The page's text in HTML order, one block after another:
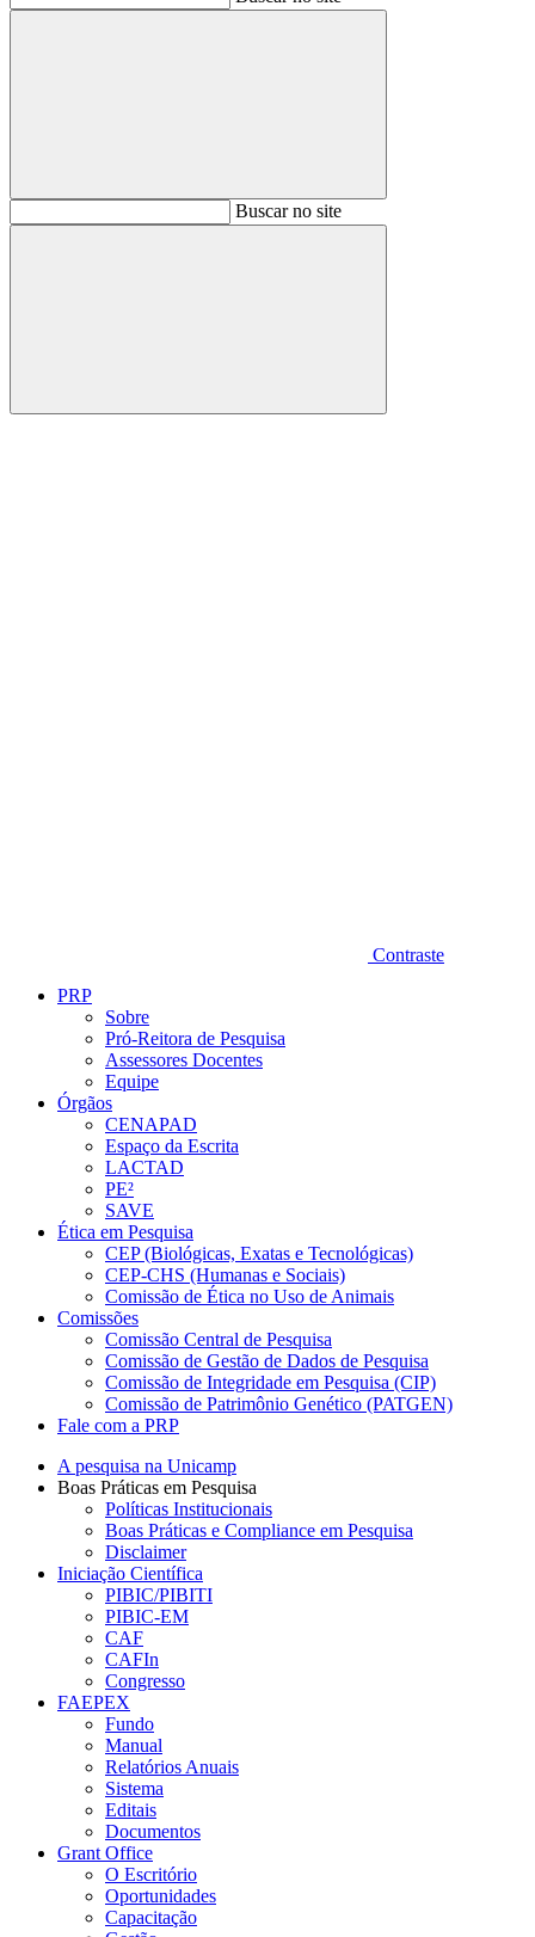
BuscarBuscar no site
Buscar
Contraste
PRP
Sobre
Pró-Reitora de Pesquisa
Assessores Docentes
Equipe
Órgãos
CENAPAD
Espaço da Escrita
LACTAD
PE²
SAVE
Ética em Pesquisa
CEP (Biológicas, Exatas e Tecnológicas)
CEP-CHS (Humanas e Sociais)
Comissão de Ética no Uso de Animais
Comissões
Comissão Central de Pesquisa
Comissão de Gestão de Dados de Pesquisa
Comissão de Integridade em Pesquisa (CIP)
Comissão de Patrimônio Genético (PATGEN)
Fale com a PRP
A pesquisa na Unicamp
Boas Práticas em Pesquisa
Políticas Institucionais
Boas Práticas e Compliance em Pesquisa
Disclaimer
Iniciação Científica
PIBIC/PIBITI
PIBIC-EM
CAF
CAFIn
Congresso
FAEPEX
Fundo
Manual
Relatórios Anuais
Sistema
Editais
Documentos
Grant Office
O Escritório
Oportunidades
Capacitação